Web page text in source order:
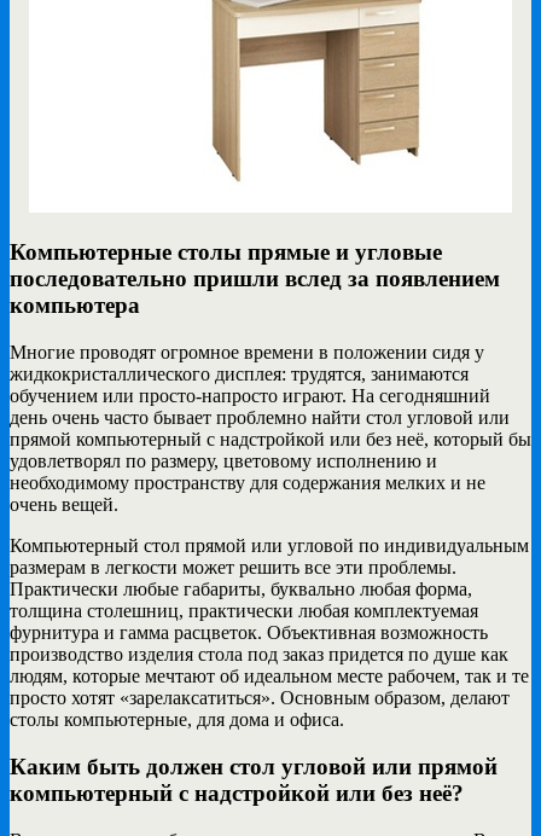
Компьютерные столы прямые и угловые
последовательно пришли вслед за появлением
компьютера
Многие проводят огромное времени в положении сидя у
жидкокристаллического дисплея: трудятся, занимаются
обучением или просто-напросто играют. На сегодняшний
день очень часто бывает проблемно найти стол угловой или
прямой компьютерный с надстройкой или без неё, который бы
удовлетворял по размеру, цветовому исполнению и
необходимому пространству для содержания мелких и не
очень вещей.
Компьютерный стол прямой или угловой по индивидуальным
размерам в легкости может решить все эти проблемы.
Практически любые габариты, буквально любая форма,
толщина столешниц, практически любая комплектуемая
фурнитура и гамма расцветок. Объективная возможность
производство изделия стола под заказ придется по душе как
людям, которые мечтают об идеальном месте рабочем, так и те
просто хотят «зарелаксатиться». Основным образом, делают
столы компьютерные, для дома и офиса.
Каким быть должен стол угловой или прямой
компьютерный с надстройкой или без неё?